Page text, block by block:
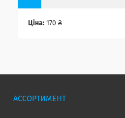
Ціна: 170 ₴
АССОРТИМЕНТ